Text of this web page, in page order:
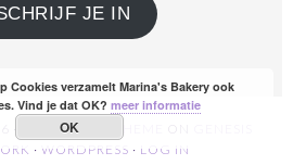
JE IN
· FOODIE PRO THEME
· WORDPRESS · LOG IN
Cookies verzamelt Marina's Bakery ook
Vind je dat OK? meer informatie
OK